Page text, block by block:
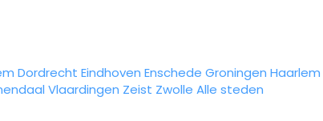
Dordrecht Eindhoven Enschede Groningen Haarlem
Vlaardingen Zeist Zwolle Alle steden